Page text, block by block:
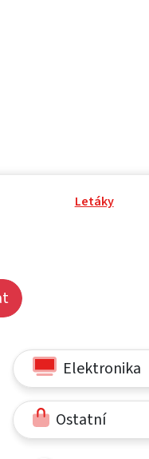
Letáky
Elektronika
Ostatní